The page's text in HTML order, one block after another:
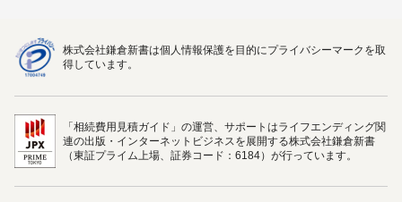
株式会社鎌倉新書は個人情報保護を目的にプライバシーマークを取
得しています。
「相続費用見積ガイド」の運営、サポートはライフエンディング関
連の出版・インターネットビジネスを展開する株式会社鎌倉新書
（東証プライム上場、証券コード：6184）が行っています。